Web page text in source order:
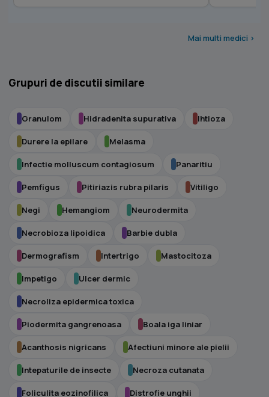
Mai multi medici >
Grupuri de discutii similare
Granulom Hidradenita supurativa Ihtioza
Durere la epilare Melasma
Infectie molluscum contagiosum Panaritiu
Pemfigus Pitiriazis rubra pilaris Vitiligo
Negi Hemangiom Neurodermita
Necrobioza lipoidica Barbie dubla
Dermografism Intertrigo Mastocitoza
Impetigo Ulcer dermic
Necroliza epidermica toxica
Piodermita gangrenoasa Boala iga liniar
Acanthosis nigricans Afectiuni minore ale pielii
Intepaturile de insecte Necroza cutanata
Foliculita eozinofilica Distrofie unghii